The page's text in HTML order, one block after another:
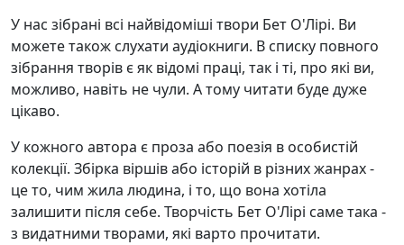
У нас зібрані всі найвідоміші твори Бет О'Лірі. Ви
можете також слухати аудіокниги. В списку повного
зібрання творів є як відомі праці, так і ті, про які ви,
можливо, навіть не чули. А тому читати буде дуже
цікаво.
У кожного автора є проза або поезія в особистій
колекції. Збірка віршів або історій в різних жанрах -
це то, чим жила людина, і то, що вона хотіла
залишити після себе. Творчість Бет О'Лірі саме така -
з видатними творами, які варто прочитати.